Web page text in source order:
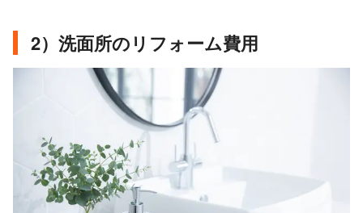
2）洗面所のリフォーム費用